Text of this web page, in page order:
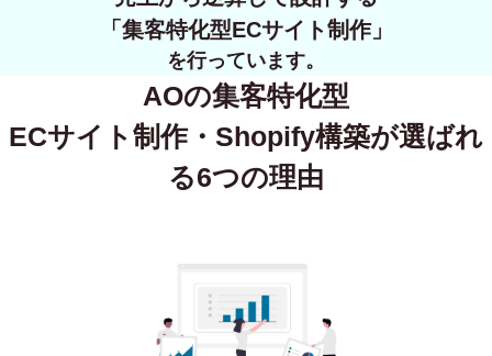
「集客特化型ECサイト制作」
を行っています。
AOの集客特化型
ECサイト制作・Shopify構築が選ばれ
る6つの理由